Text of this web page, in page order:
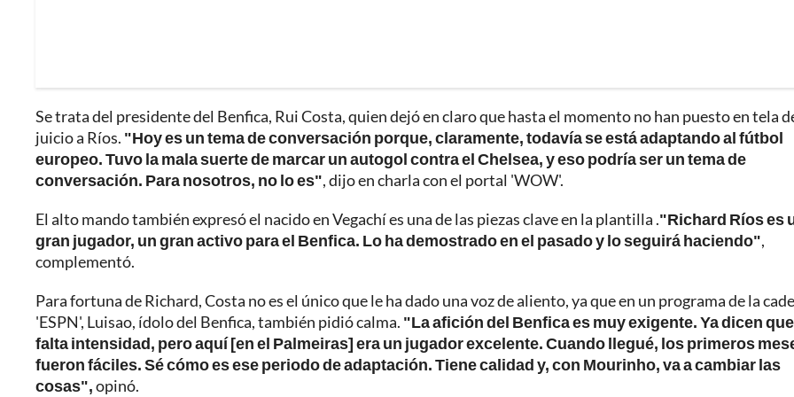
Se trata del presidente del Benfica, Rui Costa, quien dejó en claro que hasta el momento no han puesto en tela
juicio a Ríos. "Hoy es un tema de conversación porque, claramente, todavía se está adaptando al fútbol
europeo. Tuvo la mala suerte de marcar un autogol contra el Chelsea, y eso podría ser un tema de
conversación. Para nosotros, no lo es", dijo en charla con el portal 'WOW'.
El alto mando también expresó el nacido en Vegachí es una de las piezas clave en la plantilla ."Richard Ríos es
gran jugador, un gran activo para el Benfica. Lo ha demostrado en el pasado y lo seguirá haciendo",
complementó.
Para fortuna de Richard, Costa no es el único que le ha dado una voz de aliento, ya que en un programa de la
'ESPN', Luisao, ídolo del Benfica, también pidió calma. "La afición del Benfica es muy exigente. Ya dicen
falta intensidad, pero aquí [en el Palmeiras] era un jugador excelente. Cuando llegué, los primeros
fueron fáciles. Sé cómo es ese periodo de adaptación. Tiene calidad y, con Mourinho, va a cambiar las
cosas",opinó.